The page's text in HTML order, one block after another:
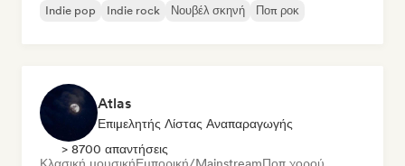
Indie pop
Indie rock Νουβέλ σκηνή Ποπ ροκ
Atlas
Επιμελητής Λίστας Αναπαραγωγής
> 8700 απαντήσεις